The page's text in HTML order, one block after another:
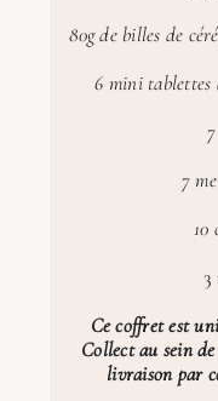
80g de billes de
6 mini
7
10
3
Ce coffret est
Collect au sein
livraison par